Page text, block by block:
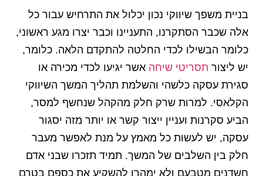
בניית משפך שיווקי נכון יכלול את התרחיש עבור כל
אלה שכבר הסתקרנו, התעניינו וכבר יצרו מגע ראשוני,
כלומר הבשילו לכדי החלטה להתקדם הלאה. כלומר,
יש ליצור תסריטי שיחה אשר יגיעו לכדי מכירה או
סגירת עסקה כלשהי והשלמת תהליך המשך השיווקי
הקלאסי. למרות שרק חלק מהקהל שנחשף למסר,
הביע סקרנות ועניין ייצור קשר או יותר מזה יסגור
עסקה, יש לעשות כל מאמץ על מנת לאפשר מעבר
חלק בין השלבים של המשך. תמיד תזכרו שבני אדם
חשדנים מטבעם ולא ימהרו להשקיע את כספם בטרם